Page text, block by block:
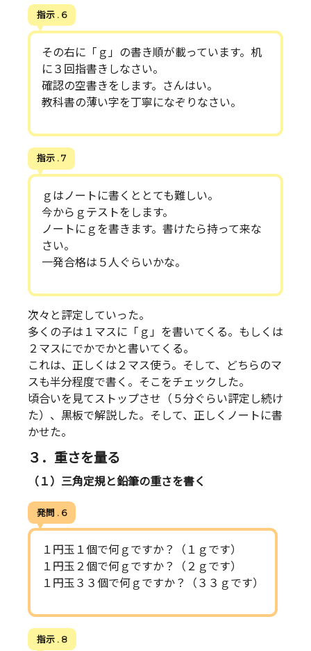
指示 . 6
その右に「ｇ」の書き順が載っています。机
に３回指書きしなさい。
確認の空書きをします。さんはい。
教科書の薄い字を丁寧になぞりなさい。
指示 . 7
ｇはノートに書くととても難しい。
今からｇテストをします。
ノートにｇを書きます。書けたら持って来な
さい。
一発合格は５人ぐらいかな。
次々と評定していった。
多くの子は１マスに「ｇ」を書いてくる。もしくは
２マスにでかでかと書いてくる。
これは、正しくは２マス使う。そして、どちらのマ
スも半分程度で書く。そこをチェックした。
頃合いを見てストップさせ（５分ぐらい評定し続け
た）、黒板で解説した。そして、正しくノートに書
かせた。
３．重さを量る
（１）三角定規と鉛筆の重さを書く
発問 . 6
１円玉１個で何ｇですか？（１ｇです）
１円玉２個で何ｇですか？（２ｇです）
１円玉３３個で何ｇですか？（３３ｇです）
指示 . 8